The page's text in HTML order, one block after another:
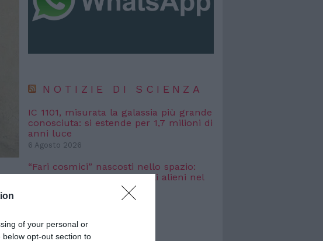
of your personal or
opt-out section to
NOTIZIE DI SCIENZA
IC 1101, misurata la galassia più grande
conosciuta: si estende per 1,7 milioni di
anni luce
6 Agosto 2026
“Fari cosmici” nascosti nello spazio:
potremmo cercare i segnali alieni nel
NOTIZIE DI